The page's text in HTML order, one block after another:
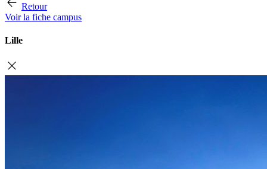
Retour
Voir la fiche campus
Lille